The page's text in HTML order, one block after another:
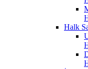
Halk